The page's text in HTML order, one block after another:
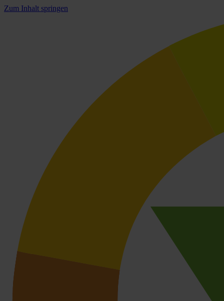
Zum Inhalt springen